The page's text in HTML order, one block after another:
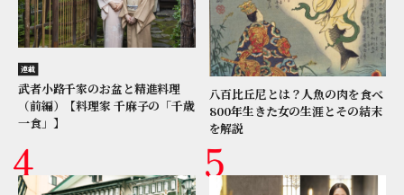
連載
武者小路千家のお盆と精進料理
（前編）【料理家 千麻子の「千歳
一食」】
八百比丘尼とは？人魚の肉を食べ
800年生きた女の生涯とその結末
を解説